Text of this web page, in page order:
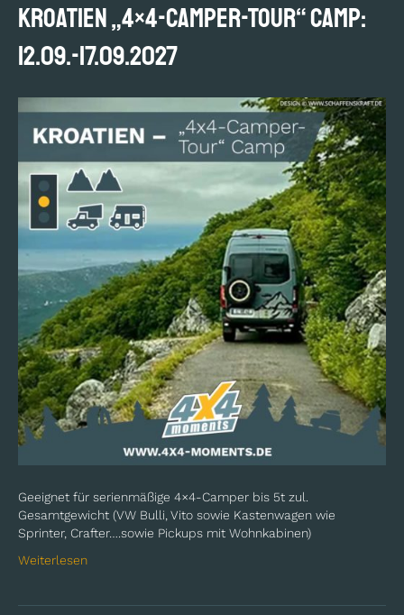
KROATIEN „4×4-Camper-Tour“ Camp:
12.09.-17.09.2027
Geeignet für serienmäßige 4×4-Camper bis 5t zul.
Gesamtgewicht (VW Bulli, Vito sowie Kastenwagen wie
Sprinter, Crafter….sowie Pickups mit Wohnkabinen)
Weiterlesen